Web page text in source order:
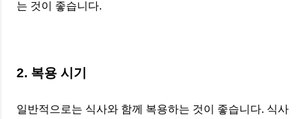
는 것이 좋습니다.
2. 복용 시기
일반적으로는 식사와 함께 복용하는 것이 좋습니다. 식사